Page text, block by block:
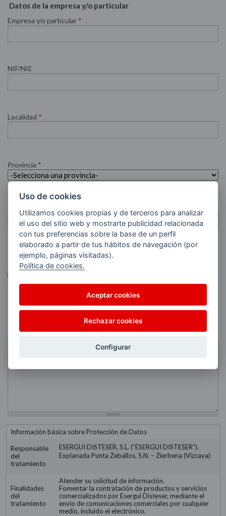
Datos de la empresa y/o particular
Empresa y/o particular *
NIF/NIE
Localidad *
Provincia *
Productos
calefacción
industrial y
automoción
Observaciones
Información básica sobre Protección de Datos
Responsable
del
tratamiento
ESERGUI DISTESER, S.L. (“ESERGUI DISTESER”).
Explanada Punta Zeballos, S.N. – Zierbena (Vizcaya)
Finalidades
del
tratamiento
Atender su solicitud de información.
Fomentar la contratación de productos y servicios
comercializados por Esergui Disteser, mediante el
envío de comunicaciones comerciales por cualquier
medio, incluido el electrónico.
Uso de cookies
Utilizamos cookies propias y de terceros para analizar
el uso del sitio web y mostrarte publicidad relacionada
con tus preferencias sobre la base de un perfil
elaborado a partir de tus hábitos de navegación (por
ejemplo, páginas visitadas).
Política de cookies.
Aceptar cookies
Rechazar cookies
Configurar